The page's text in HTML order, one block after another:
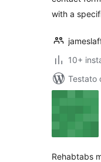
with a
10+
Testato
Rehabtabs